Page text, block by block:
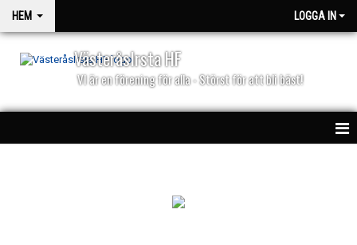
HEM LOGGA IN
VästeråsIrsta HF
VI är en förening för alla - Störst för att bli bäst!